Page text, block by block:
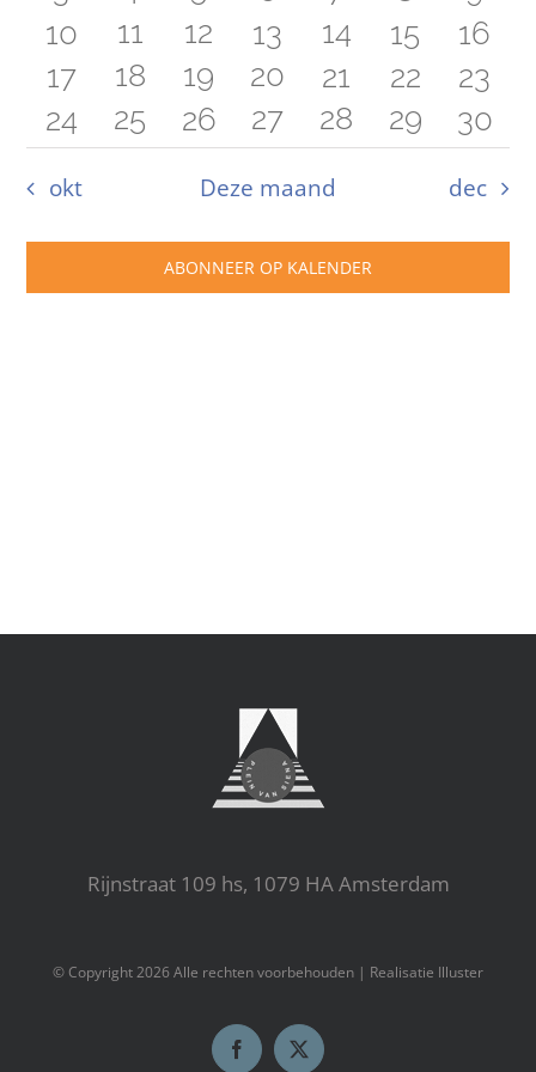
evenementen
evenement
evenement
evenementen
evenementen
0
evenementen
10
3
evenementen
11
1
evenement
12
0
evenementen
13
1
evenement
14
0
15
0
16
0
evenementen
17
1
evenement
18
1
evenement
19
1
evenement
20
0
evenementen
21
0
22
0
23
0
evenementen
24
2
25
0
evenementen
26
1
27
1
28
1
29
0
30
okt Deze maand dec
ABONNEER OP KALENDER
Rijnstraat 109 hs, 1079 HA Amsterdam
© Copyright2026 Alle rechten voorbehouden | Realisatie Illuster
Facebook
X